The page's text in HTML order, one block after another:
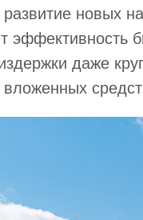
новых
даже
вложенных